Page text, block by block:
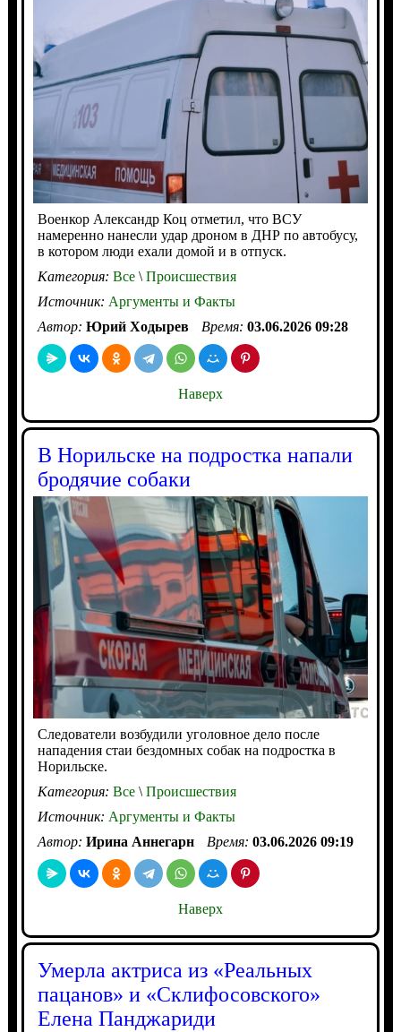
Военкор Александр Коц отметил, что ВСУ
намеренно нанесли удар дроном в ДНР по автобусу,
в котором люди ехали домой и в отпуск.
Категория: Все\Происшествия
Источник: Аргументы и Факты
Автор: Юрий Ходырев Время: 03.06.2026 09:28
Наверх
В Норильске на подростка напали
бродячие собаки
Следователи возбудили уголовное дело после
нападения стаи бездомных собак на подростка в
Норильске.
Категория: Все\Происшествия
Источник: Аргументы и Факты
Автор: Ирина Аннегарн Время: 03.06.2026 09:19
Наверх
Умерла актриса из «Реальных
пацанов» и «Склифосовского»
Елена Панджариди